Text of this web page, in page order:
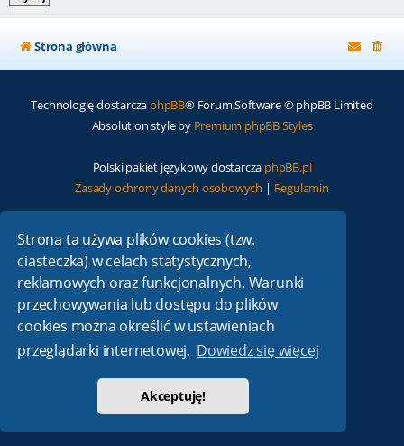
Strona ta używa plików cookies (tzw.
ciasteczka) w celach statystycznych,
reklamowych oraz funkcjonalnych. Warunki
przechowywania lub dostępu do plików
cookies można określić w ustawieniach
przeglądarki internetowej. Dowiedz się więcej
Akceptuję!
Strona główna
Technologię dostarcza phpBB® Forum Software © phpBB Limited
Absolution style by Premium phpBB Styles
Polski pakiet językowy dostarcza phpBB.pl
Zasady ochrony danych osobowych | Regulamin